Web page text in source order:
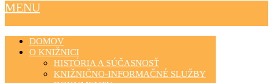
MENU
DOMOV
O KNIŽNICI
HISTÓRIA A SÚČASNOSŤ
KNIŽNIČNO-INFORMAČNÉ SLUŽBY